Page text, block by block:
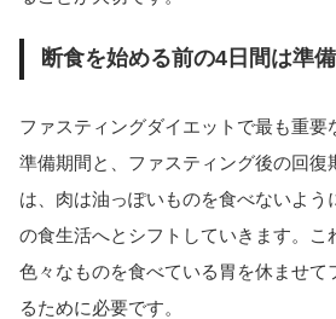
断食を始める前の4日間は準
ファスティングダイエットで最も重要
準備期間と、ファスティング後の回復
は、肉は油っぽいものを食べないよう
の食生活へとシフトしていきます。こ
色々なものを食べている胃を休ませて
るために必要です。